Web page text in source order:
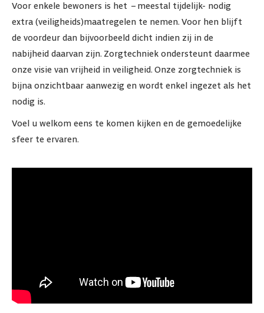
Voor enkele bewoners is het –meestal tijdelijk- nodig
extra (veiligheids)maatregelen te nemen. Voor hen blijft
de voordeur dan bijvoorbeeld dicht indien zij in de
nabijheid daarvan zijn. Zorgtechniek ondersteunt daarmee
onze visie van vrijheid in veiligheid. Onze zorgtechniek is
bijna onzichtbaar aanwezig en wordt enkel ingezet als het
nodig is.
Voel u welkom eens te komen kijken en de gemoedelijke
sfeer te ervaren.